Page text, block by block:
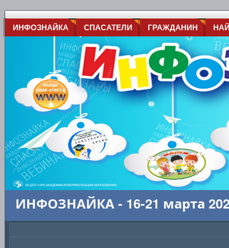
ИНФОЗНАЙКА СПАСАТЕЛИ ГРАЖДАНИН
ИНФОЗНАЙКА - 16-21 марта